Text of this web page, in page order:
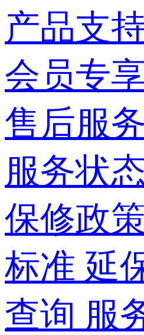
产品支
会员专
售后服务
服务状
保修政
标准 延
查询 服